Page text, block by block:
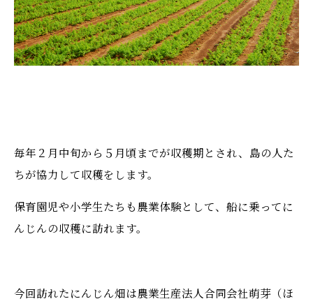
毎年２月中旬から５月頃までが収穫期とされ、島の人た
ちが協力して収穫をします。
保育園児や小学生たちも農業体験として、船に乗ってに
んじんの収穫に訪れます。
今回訪れたにんじん畑は農業生産法人合同会社萌芽（ほ